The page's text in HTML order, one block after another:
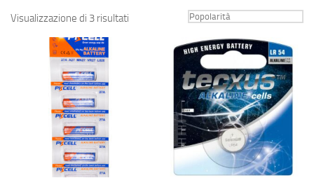
Visualizzazione di 3 risultati